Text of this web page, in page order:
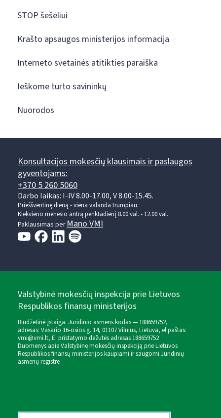
STOP šešėliui
Krašto apsaugos ministerijos informacija
Interneto svetainės atitikties paraiška
Ieškome turto savininkų
Nuorodos
Konsultacijos mokesčių klausimais ir paslaugos
gyventojams:
+370 5 260 5060
Darbo laikas: I-IV 8.00-17.00, V 8.00-15.45.
Prieššventinę dieną - viena valanda trumpiau.
Kiekvieno mėnesio antrą penktadienį 8.00 val. - 12.00 val.
Paklausimas per Mano VMI
Valstybinė mokesčių inspekcija prie Lietuvos
Respublikos finansų ministerijos
Biudžetinė įstaiga. Juridinio asmens kodas — 188659752,
adresas: Vasario 16-osios g. 14, 01107 Vilnius, Lietuva, el.paštas:
vmi@vmi.lt, E. pristatymo dėžutės adresas 188659752
Duomenys apie Valstybinę mokesčių inspekciją prie Lietuvos
Respublikos finansų ministerijos kaupiami ir saugomi Juridinių
asmenų registre